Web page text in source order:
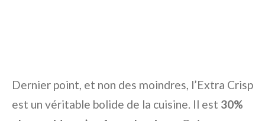
Dernier point, et non des moindres, l’Extra Crisp
est un véritable bolide de la cuisine. Il est 30%